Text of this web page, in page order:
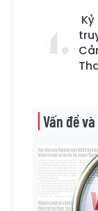
Vấn đề